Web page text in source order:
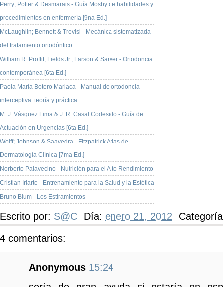
Perry; Potter & Desmarais - Guía Mosby de habilidades y
procedimientos en enfermería [9na Ed.]
McLaughlin; Bennett & Trevisi - Mecánica sistematizada
del tratamiento ortodóntico
William R. Proffit; Fields Jr.; Larson & Sarver - Ortodoncia
contemporánea [6ta Ed.]
Paola María Botero Mariaca - Manual de ortodoncia
interceptiva: teoría y práctica
M. J. Vásquez Lima & J. R. Casal Codesido - Guía de
Actuación en Urgencias [6ta Ed.]
Wolff; Johnson & Saavedra - Fitzpatrick Atlas de
Dermatología Clínica [7ma Ed.]
Norberto Palavecino - Nutrición para el Alto Rendimiento
Cristian Iriarte - Entrenamiento para la Salud y la Estética
Bruno Blum - Los Estiramientos
Escrito por: S@C Día: enero 21, 2012
4 comentarios:
Anonymous 15:24